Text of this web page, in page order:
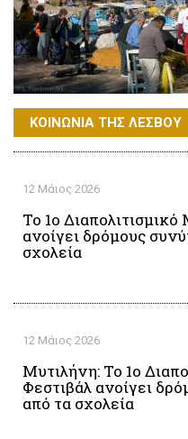
ΚΟΙΝΩΝΙΑ ΤΗΣ ΛΕΣΒΟΥ
12 Μάιος 2026
Το 1ο
ανοίγει δρόμους
σχολεία
12 Μάιος 2026
Μυτιλήνη: Το 1ο
Φεστιβάλ ανοίγει
από τα σχολεία